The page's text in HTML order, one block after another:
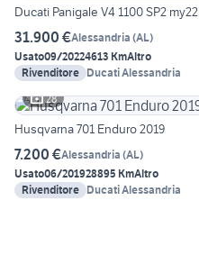
Ducati Panigale V4 1100 SP2 my22
31.900 €Alessandria (AL)
Usato09/20224613 KmAltro
Rivenditore Ducati Alessandria
28
Husqvarna 701 Enduro 2019
7.200 €Alessandria (AL)
Usato06/201928895 KmAltro
Rivenditore Ducati Alessandria